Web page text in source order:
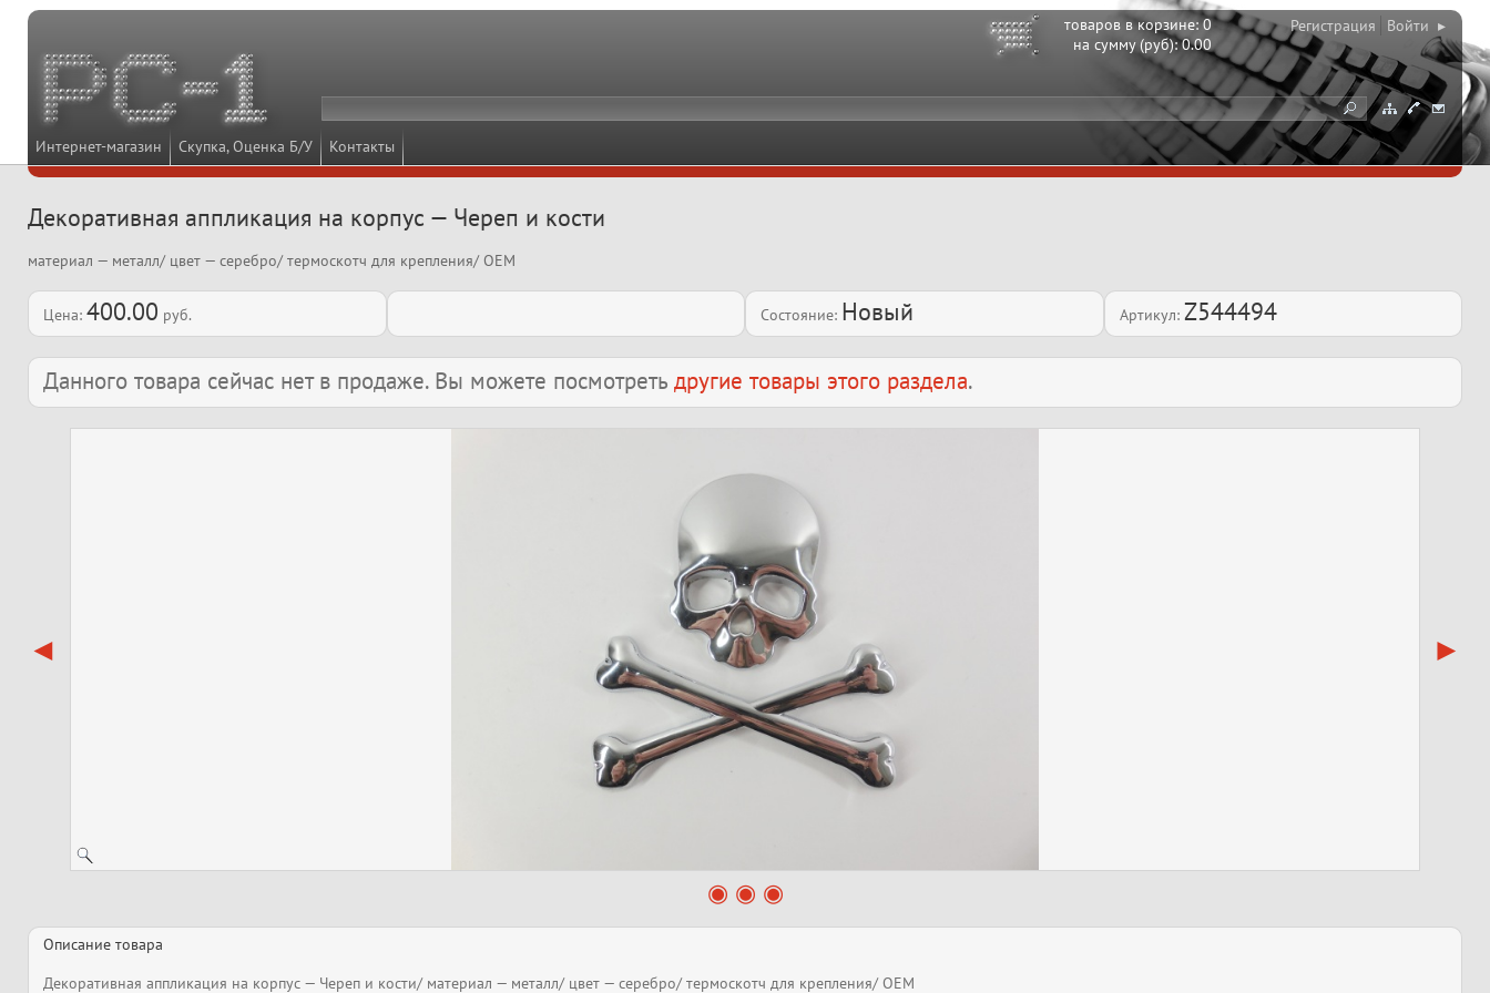
Интернет-магазин Скупка, Оценка Б/У Контакты
товаров в корзине:0
на сумму (руб):0.00
Регистрация Войти ▸
Декоративная аппликация на корпус — Череп и кости
материал — металл/ цвет — серебро/ термоскотч для крепления/ OEM
Цена: 400.00 руб. Состояние: Новый Артикул: Z544494
Данного товара сейчас нет в продаже. Вы можете посмотреть другие товары этого раздела.
Описание товара
Декоративная аппликация на корпус — Череп и кости/ материал — металл/ цвет — серебро/ термоскотч для крепления/ OEM